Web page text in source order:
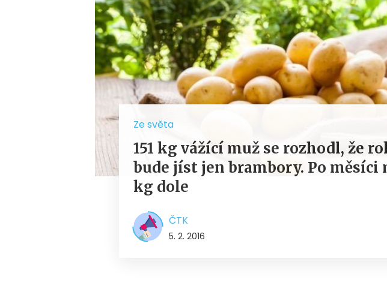
Ze světa
151 kg vážící muž se rozhodl, že
bude jíst jen brambory. Po měsíci
kg dole
ČTK
5. 2. 2016